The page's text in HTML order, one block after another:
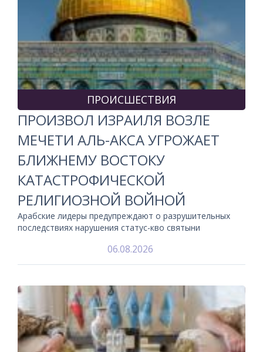
ПРОИСШЕСТВИЯ
ПРОИЗВОЛ ИЗРАИЛЯ ВОЗЛЕ
МЕЧЕТИ АЛЬ-АКСА УГРОЖАЕТ
БЛИЖНЕМУ ВОСТОКУ
КАТАСТРОФИЧЕСКОЙ
РЕЛИГИОЗНОЙ ВОЙНОЙ
Арабские лидеры предупреждают о разрушительных
последствиях нарушения статус-кво святыни
06.08.2026